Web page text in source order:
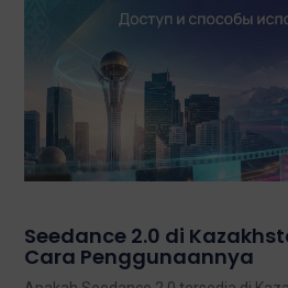
Seedance 2.0 di
Cara Penggunaannya